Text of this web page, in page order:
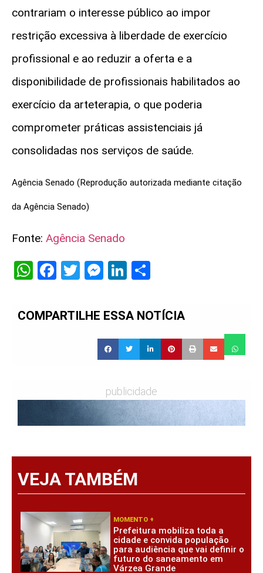
contrariam o interesse público ao impor
restrição excessiva à liberdade de exercício
profissional e ao reduzir a oferta e a
disponibilidade de profissionais habilitados ao
exercício da arteterapia, o que poderia
comprometer práticas assistenciais já
consolidadas nos serviços de saúde.
Agência Senado (Reprodução autorizada mediante citação
da Agência Senado)
Fonte: Agência Senado
WhatsApp
Facebook
Twitter
Messenger
LinkedIn
COMPARTILHE ESSA NOTÍCIA
publicidade
VEJA TAMBÉM
MOMENTO +
Prefeitura mobiliza toda a
cidade e convida população
para audiência que vai definir o
futuro do saneamento em
Várzea Grande